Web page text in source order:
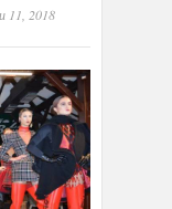
11, 2018